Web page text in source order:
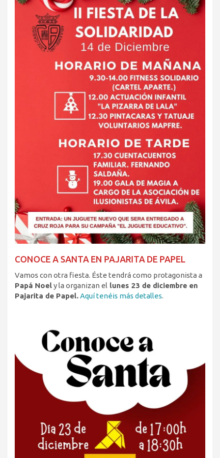
CONOCE A SANTA EN PAJARITA DE PAPEL
Vamos con otra fiesta. Éste tendrá como protagonista a
Papá Noely la organizan el lunes 23 de diciembre en
Pajarita de Papel.Aquí tenéis más detalles.